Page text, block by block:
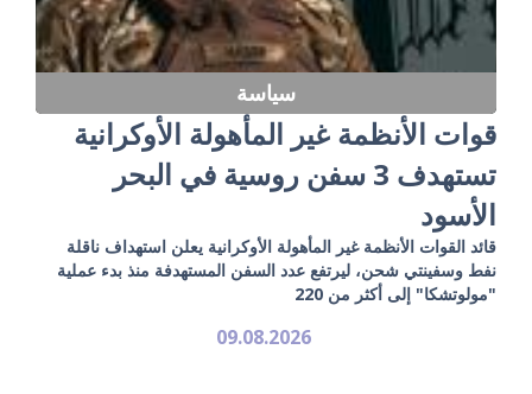
سياسة
قوات الأنظمة غير المأهولة الأوكرانية
تستهدف 3 سفن روسية في البحر
الأسود
قائد القوات الأنظمة غير المأهولة الأوكرانية يعلن استهداف ناقلة
نفط وسفينتي شحن، ليرتفع عدد السفن المستهدفة منذ بدء عملية
"مولوتشكا" إلى أكثر من 220
09.08.2026